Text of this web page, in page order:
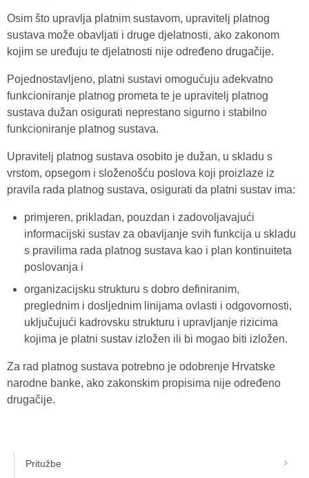
Osim što upravlja platnim sustavom, upravitelj platnog
sustava može obavljati i druge djelatnosti, ako zakonom
kojim se uređuju te djelatnosti nije određeno drugačije.
Pojednostavljeno, platni sustavi omogućuju adekvatno
funkcioniranje platnog prometa te je upravitelj platnog
sustava dužan osigurati neprestano sigurno i stabilno
funkcioniranje platnog sustava.
Upravitelj platnog sustava osobito je dužan, u skladu s
vrstom, opsegom i složenošću poslova koji proizlaze iz
pravila rada platnog sustava, osigurati da platni sustav ima:
primjeren, prikladan, pouzdan i zadovoljavajući
informacijski sustav za obavljanje svih funkcija u skladu
s pravilima rada platnog sustava kao i plan kontinuiteta
poslovanja i
organizacijsku strukturu s dobro definiranim,
preglednim i dosljednim linijama ovlasti i odgovornosti,
uključujući kadrovsku strukturu i upravljanje rizicima
kojima je platni sustav izložen ili bi mogao biti izložen.
Za rad platnog sustava potrebno je odobrenje Hrvatske
narodne banke, ako zakonskim propisima nije određeno
drugačije.
Pritužbe